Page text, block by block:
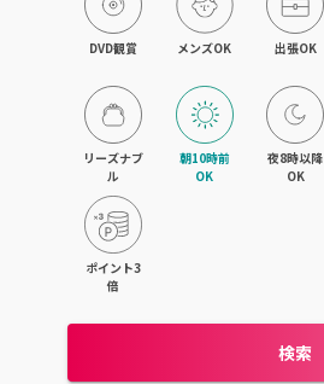
吉祥寺・荻窪・三鷹
立川・国立・国分寺
八王子・日野・昭島
日暮里・駒込・千駄木
DVD観賞 メンズOK 出張OK
リーズナブ
ル
朝10時前
OK
夜8時以降
OK
ポイント3
倍
検索